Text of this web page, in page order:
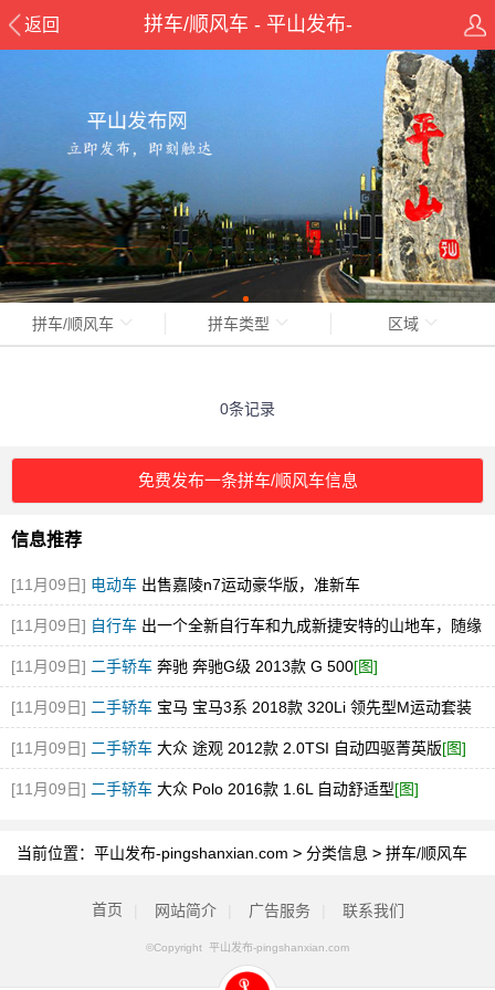
返回 拼车/顺风车 - 平山发布-
拼车/顺风车 拼车类型 区域
0条记录
免费发布一条拼车/顺风车信息
信息推荐
[11月09日] 电动车 出售嘉陵n7运动豪华版，准新车
[11月09日] 自行车 出一个全新自行车和九成新捷安特的山地车，随缘
出想要的可以联系
[11月09日] 二手轿车 奔驰 奔驰G级 2013款 G 500[图]
[11月09日] 二手轿车 宝马 宝马3系 2018款 320Li 领先型M运动套装
[图]
[11月09日] 二手轿车 大众 途观 2012款 2.0TSI 自动四驱菁英版[图]
[11月09日] 二手轿车 大众 Polo 2016款 1.6L 自动舒适型[图]
当前位置： 平山发布-pingshanxian.com > 分类信息 > 拼车/顺风车
首页 网站简介 广告服务 联系我们
©Copyright 平山发布-pingshanxian.com